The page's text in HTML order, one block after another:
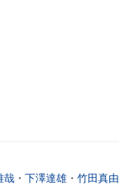
哉 ・ 下澤達雄 ・ 竹田真由